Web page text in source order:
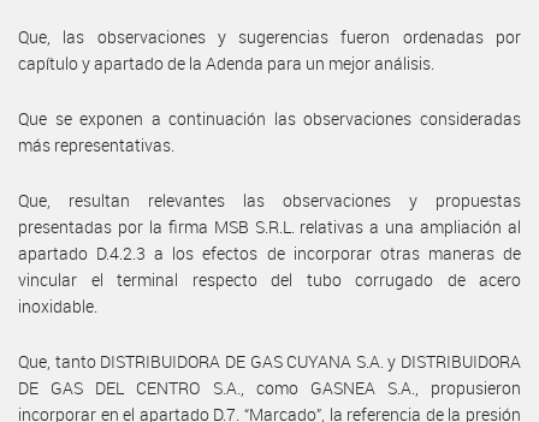
Que, las observaciones y sugerencias fueron ordenadas por
capítulo y apartado de la Adenda para un mejor análisis.
Que se exponen a continuación las observaciones consideradas
más representativas.
Que, resultan relevantes las observaciones y propuestas
presentadas por la firma MSB S.R.L. relativas a una ampliación al
apartado D.4.2.3 a los efectos de incorporar otras maneras de
vincular el terminal respecto del tubo corrugado de acero
inoxidable.
Que, tanto DISTRIBUIDORA DE GAS CUYANA S.A. y DISTRIBUIDORA
DE GAS DEL CENTRO S.A., como GASNEA S.A., propusieron
incorporar en el apartado D.7. “Marcado”, la referencia de la presión